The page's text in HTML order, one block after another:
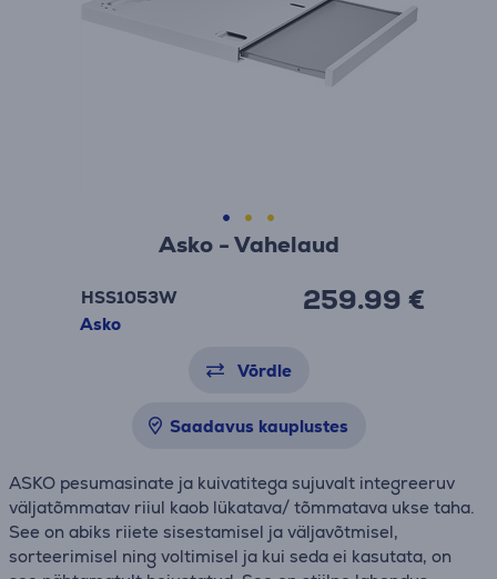
Asko - Vahelaud
HSS1053W
Asko
259.99 €
Võrdle
Saadavus kauplustes
ASKO pesumasinate ja kuivatitega sujuvalt integreeruv
väljatõmmatav riiul kaob lükatava/ tõmmatava ukse taha.
See on abiks riiete sisestamisel ja väljavõtmisel,
sorteerimisel ning voltimisel ja kui seda ei kasutata, on